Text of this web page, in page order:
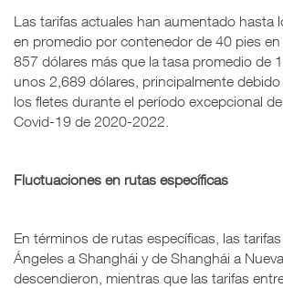
Las tarifas actuales han aumentado hasta
en promedio por contenedor de 40 pies en
857 dólares más que la tasa promedio de
unos 2,689 dólares, principalmente debido
los fletes durante el período excepcional
Covid-19 de 2020-2022.
Fluctuaciones en rutas específicas
En términos de rutas específicas, las
Ángeles a Shanghái y de Shanghái a
descendieron, mientras que las tarifas